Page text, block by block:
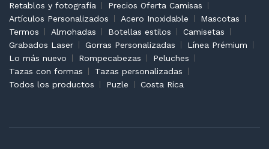
Retablos y fotografía
Precios Oferta Camisas
Artículos Personalizados
Acero Inoxidable
Mascotas
Termos
Almohadas Botellas estilos
Camisetas
Grabados Laser
Gorras Personalizadas
Línea Prémium
Lo más nuevo
Rompecabezas
Peluches
Tazas con formas
Tazas personalizadas
Todos los productos
Puzle Costa Rica